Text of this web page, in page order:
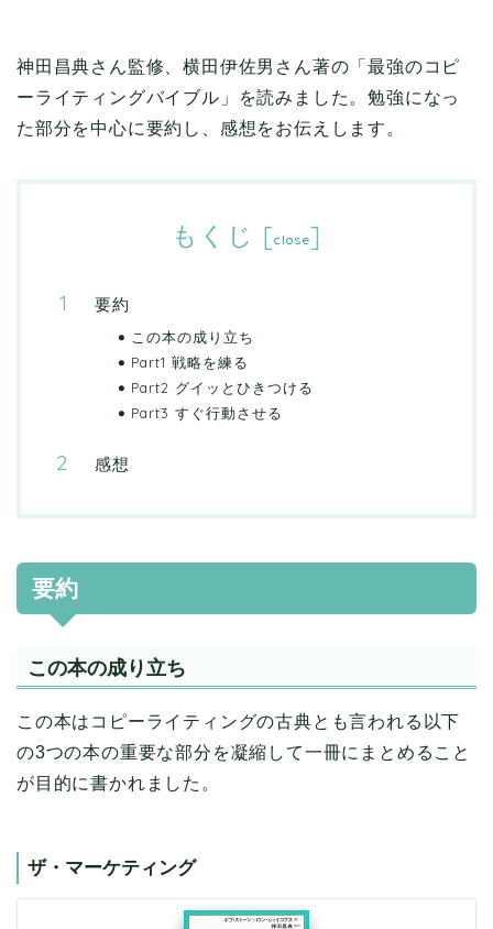
神田昌典さん監修、横田伊佐男さん著の「最強のコピ
ーライティングバイブル」を読みました。勉強になっ
た部分を中心に要約し、感想をお伝えします。
もくじ [close]
要約
この本の成り立ち
Part1 戦略を練る
Part2 グイッとひきつける
Part3 すぐ行動させる
感想
要約
この本の成り立ち
この本はコピーライティングの古典とも言われる以下
の3つの本の重要な部分を凝縮して一冊にまとめること
が目的に書かれました。
ザ・マーケティング